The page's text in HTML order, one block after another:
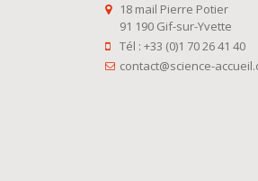
18 mail Pierre Potier
91 190 Gif-sur-Yvette
Tél : +33 (0)1 70 26 41 40
contact@science-